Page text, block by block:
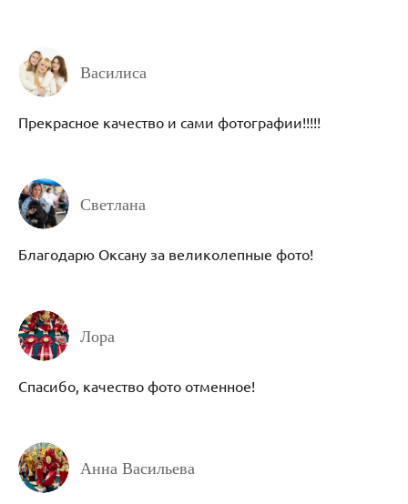
Василиса
Прекрасное качество и сами фотографии!!!!!
Светлана
Благодарю Оксану за великолепные фото!
Лора
Спасибо, качество фото отменное!
Анна Васильева